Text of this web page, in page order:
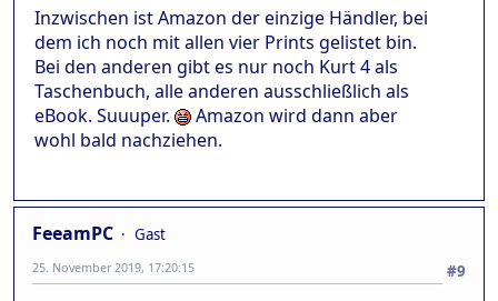
Inzwischen ist Amazon der einzige Händler, bei
dem ich noch mit allen vier Prints gelistet bin.
Bei den anderen gibt es nur noch Kurt 4 als
Taschenbuch, alle anderen ausschließlich als
eBook. Suuuper.
Amazon wird dann aber
wohl bald nachziehen.
FeeamPC
Gast
#9
25. November 2019, 17:20:15